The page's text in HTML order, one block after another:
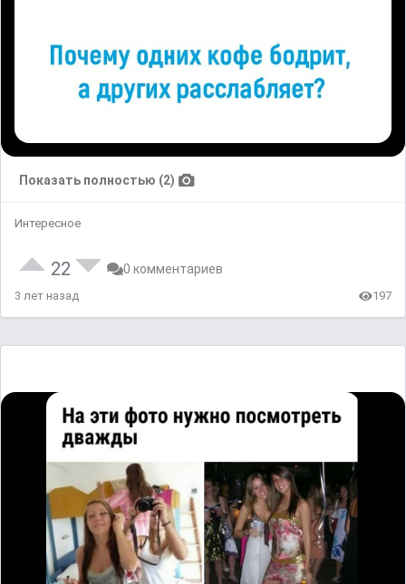
Показать полностью (2)
Интересное
22 0 комментариев
3 лет назад 197